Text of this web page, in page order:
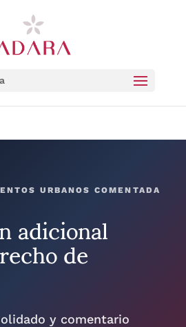
URBANOS COMENTADA
adicional
de
y comentario